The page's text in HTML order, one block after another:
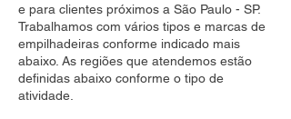
e para clientes próximos a São Paulo - SP.
Trabalhamos com vários tipos e marcas de
empilhadeiras conforme indicado mais
abaixo. As regiões que atendemos estão
definidas abaixo conforme o tipo de
atividade.